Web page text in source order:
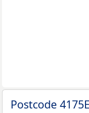
Postcode